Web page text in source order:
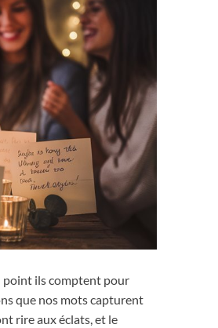
point ils comptent pour
que nos mots capturent
rire aux éclats, et le